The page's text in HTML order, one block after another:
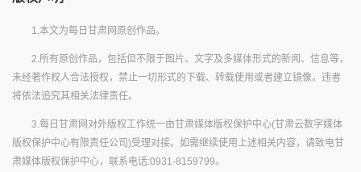
1.本文为每日甘肃网原创作品。
2.所有原创作品，包括但不限于图片、文字及多媒体形式的新闻、信息等，
未经著作权人合法授权，禁止一切形式的下载、转载使用或者建立镜像。违者
将依法追究其相关法律责任。
3.每日甘肃网对外版权工作统一由甘肃媒体版权保护中心(甘肃云数字媒体
版权保护中心有限责任公司)受理对接。如需继续使用上述相关内容，请致电甘
肃媒体版权保护中心，联系电话:0931-8159799。